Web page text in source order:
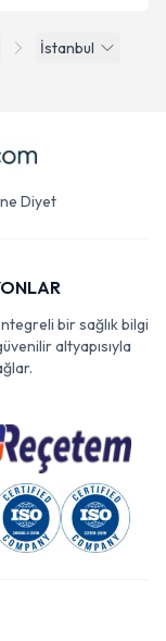
İstanbul
Diyet
bir sağlık bilgi
altyapısıyla